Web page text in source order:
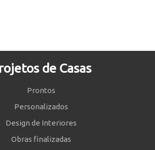
de Casas
Prontos
Personalizados
Design de Interiores
Obras finalizadas